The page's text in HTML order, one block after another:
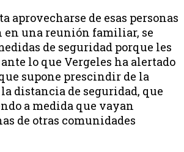
aprovecharse de esas personas
en una reunión familiar, se
de seguridad porque les
lo que Vergeles ha alertado
supone prescindir de la
distancia de seguridad, que
a medida que vayan
de otras comunidades